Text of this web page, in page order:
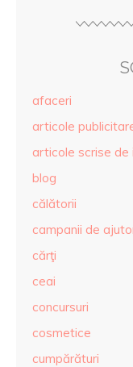
afaceri
articole
articole scrise de
blog
călătorii
campanii de
cărţi
ceai
concursuri
cosmetice
cumpărături